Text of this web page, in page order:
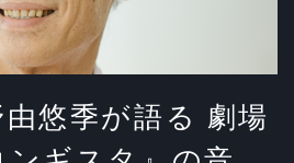
悠季が語る 劇場